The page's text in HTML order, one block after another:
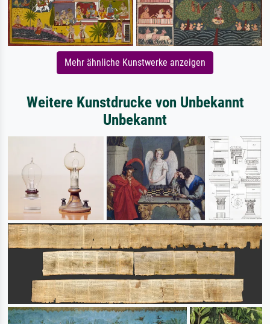
Mehr ähnliche Kunstwerke anzeigen
Weitere Kunstdrucke von Unbekannt
Unbekannt